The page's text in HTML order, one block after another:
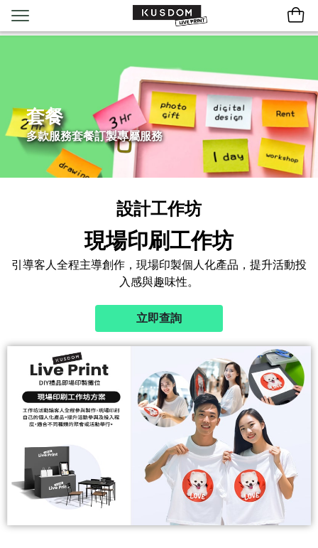
套餐
多款服務套餐訂製專屬服務
設計工作坊
現場印刷工作坊
引導客人全程主導創作，現場印製個人化產品，提升活動投
入感與趣味性。
立即查詢